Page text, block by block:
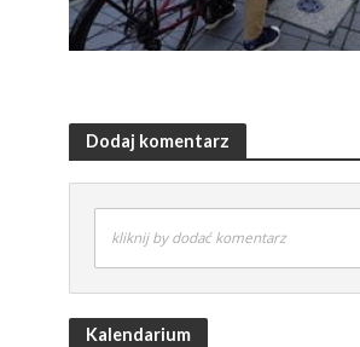
Dodaj komentarz
kliknij by dodać komentarz
Kalendarium